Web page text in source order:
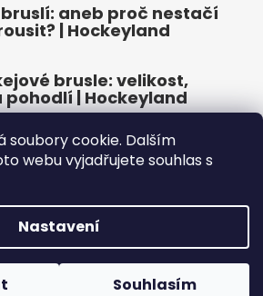
soubory cookie. Dalším
webu vyjadřujete souhlas s
Nastavení
Souhlasím
aneb proč nestačí
| Hockeyland
brusle: velikost,
pohodlí | Hockeyland
brusle: praktický
a bezpečnou
s.r.o.. Všechna práva
Upravit nastavení cookies